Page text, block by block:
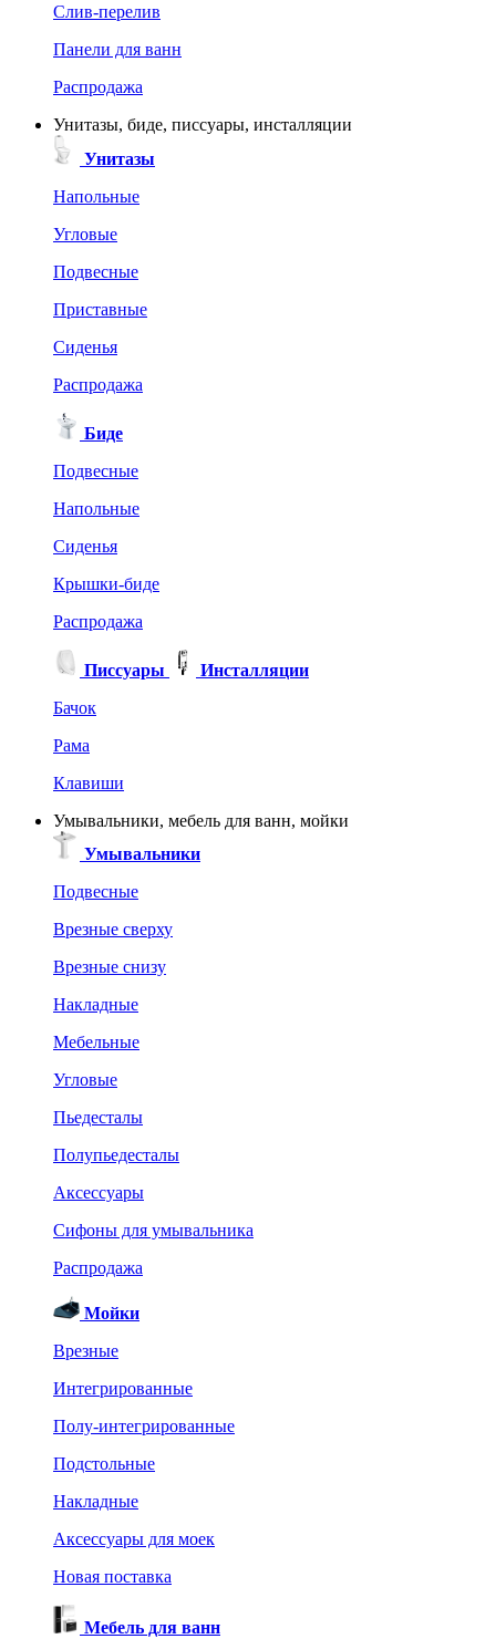
Слив-перелив
Панели для ванн
Распродажа
Унитазы, биде, писсуары, инсталляции
Унитазы
Напольные
Угловые
Подвесные
Приставные
Сиденья
Распродажа
Биде
Подвесные
Напольные
Сиденья
Крышки-биде
Распродажа
Писсуары
Инсталляции
Бачок
Рама
Клавиши
Умывальники, мебель для ванн, мойки
Умывальники
Подвесные
Врезные сверху
Врезные снизу
Накладные
Мебельные
Угловые
Пьедесталы
Полупьедесталы
Аксессуары
Сифоны для умывальника
Распродажа
Мойки
Врезные
Интегрированные
Полу-интегрированные
Подстольные
Накладные
Аксессуары для моек
Новая поставка
Мебель для ванн